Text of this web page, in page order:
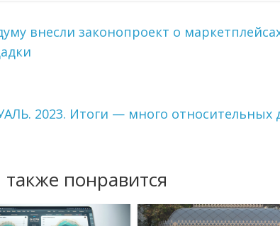
l
a
i
в
внесли законопроект о
2023. Итоги — много
понравится